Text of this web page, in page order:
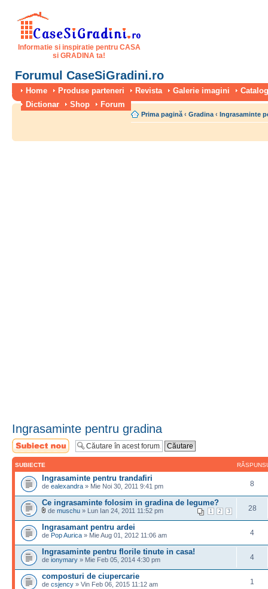
Informatie si inspiratie pentru CASA
si GRADINA ta!
Forumul CaseSiGradini.ro
Home Produse parteneri Revista Galerie imagini
Dictionar
Shop Forum
Prima pagină ‹ Gradina ‹ Ingrasaminte
Ingrasaminte pentru gradina
Scrie un subiect
nou
SUBIECTE
Ingrasaminte pentru trandafiri
de ealexandra » Mie Noi 30, 2011 9:41 pm 8
Ce ingrasaminte folosim in gradina de legume?
1 2 3
de muschu » Lun Ian 24, 2011 11:52 pm 28
Ingrasamant pentru ardei
de Pop Aurica » Mie Aug 01, 2012 11:06 am 4
Ingrasaminte pentru florile tinute in casa!
de ionymary » Mie Feb 05, 2014 4:30 pm 4
composturi de ciupercarie
de csjency » Vin Feb 06, 2015 11:12 am 1